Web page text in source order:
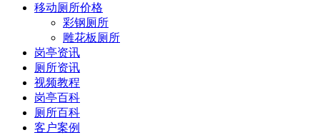
移动厕所价格
彩钢厕所
雕花板厕所
岗亭资讯
厕所资讯
视频教程
岗亭百科
厕所百科
客户案例